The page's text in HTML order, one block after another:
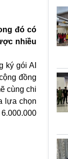
đó có
nhiều
ký gói AI
đồng
cùng chi
lựa chọn